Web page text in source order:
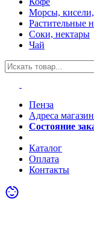
Морсы,
Растительные
Соки, нектары
Чай
Пенза
Адреса
Состояние
Каталог
Оплата
Контакты